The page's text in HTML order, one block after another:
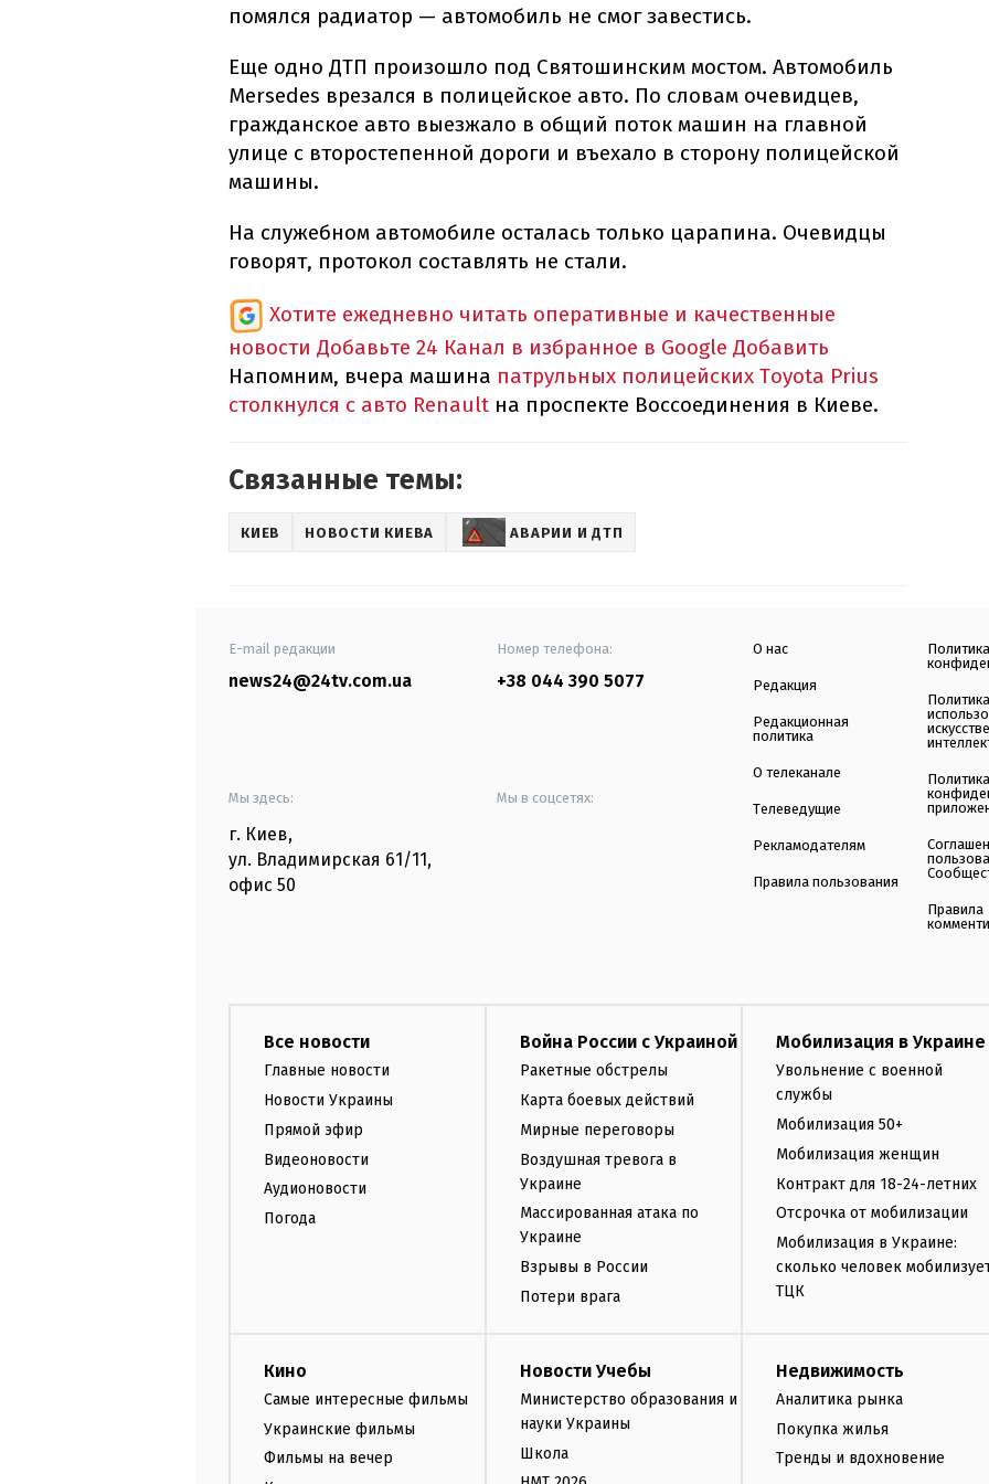
помялся радиатор — автомобиль не смог завестись.
Еще одно ДТП произошло под Святошинским мостом. Автомобиль
Mersedes врезался в полицейское авто. По словам очевидцев,
гражданское авто выезжало в общий поток машин на главной
улице с второстепенной дороги и въехало в сторону полицейской
машины.
На служебном автомобиле осталась только царапина. Очевидцы
говорят, протокол составлять не стали.
Хотите ежедневно читать оперативные и качественные
новости Добавьте 24 Канал в избранное в Google Добавить
Напомним, вчера машина патрульных полицейских Toyota Prius
столкнулся с авто Renault на проспекте Воссоединения в Киеве.
Связанные темы:
КИЕВ НОВОСТИ КИЕВА АВАРИИ И ДТП
E-mail редакции
news24@24tv.com.ua
Номер телефона:
+38 044 390 5077
Мы здесь:
г. Киев,
ул. Владимирская 61/11,
офис 50
Мы в соцсетях:
О нас
Редакция
Редакционная
политика
О телеканале
Телеведущие
Рекламодателям
Правила пользования
Правила
Все новости
Главные новости
Новости Украины
Прямой эфир
Видеоновости
Аудионовости
Погода
Война России с Украиной
Ракетные обстрелы
Карта боевых действий
Мирные переговоры
Воздушная тревога в
Украине
Массированная атака по
Украине
Взрывы в России
Потери врага
Мобилизация в Украине
Увольнение с военной
службы
Мобилизация 50+
Мобилизация женщин
Контракт для 18-24-летних
Отсрочка от мобилизации
Мобилизация в Украине:
сколько человек
ТЦК
Кино
Самые интересные фильмы
Украинские фильмы
Фильмы на вечер
Новости Учебы
Министерство образования и
науки Украины
Школа
Недвижимость
Аналитика рынка
Покупка жилья
Тренды и вдохновение